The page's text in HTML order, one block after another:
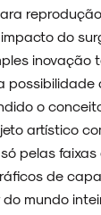
do
inovação
o
artístico
pelas
de
mundo